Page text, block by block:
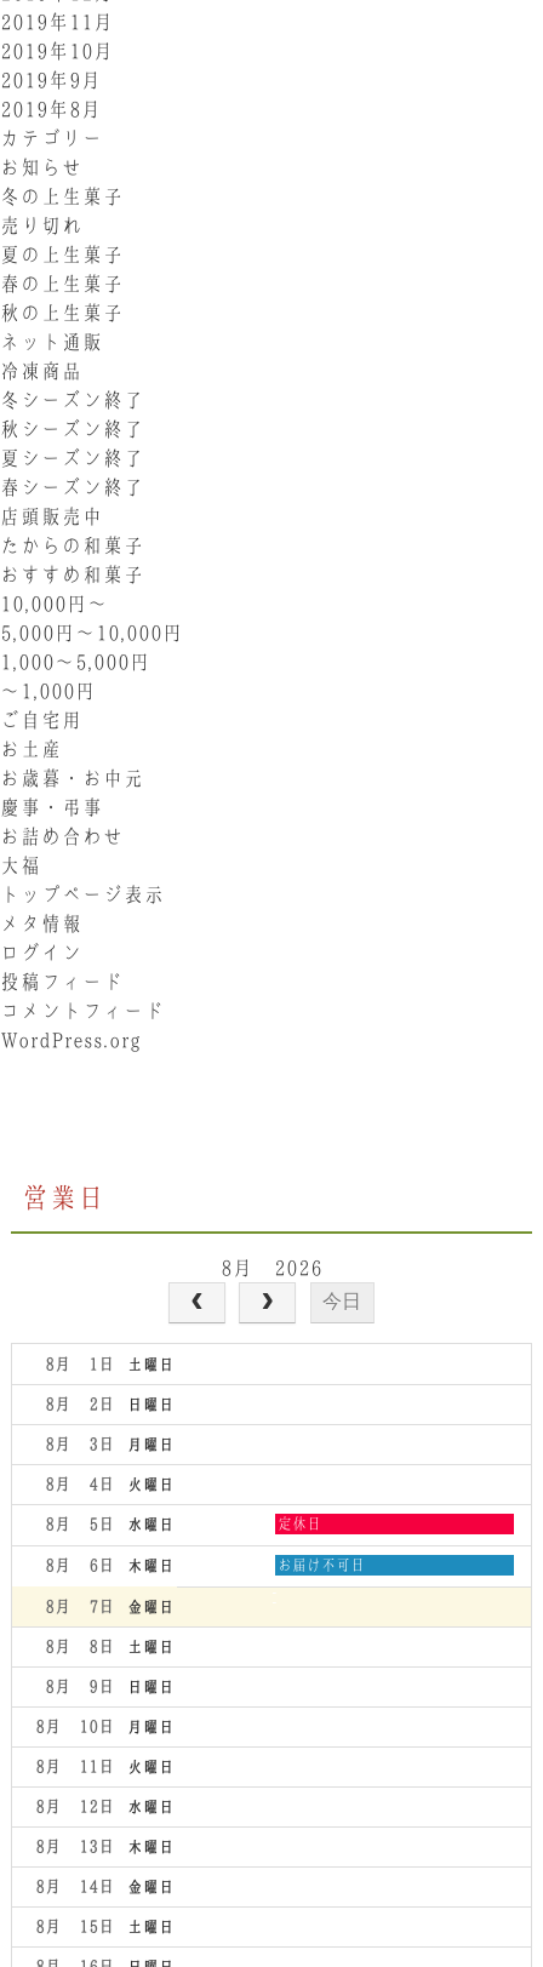
2019年11月
2019年10月
2019年9月
2019年8月
カテゴリー
お知らせ
冬の上生菓子
売り切れ
夏の上生菓子
春の上生菓子
秋の上生菓子
ネット通販
冷凍商品
冬シーズン終了
秋シーズン終了
夏シーズン終了
春シーズン終了
店頭販売中
たからの和菓子
おすすめ和菓子
10,000円〜
5,000円〜10,000円
1,000〜5,000円
〜1,000円
ご自宅用
お土産
お歳暮・お中元
慶事・弔事
お詰め合わせ
大福
トップページ表示
メタ情報
ログイン
投稿フィード
コメントフィード
WordPress.org
営業日
8月 2026
今日
土曜日
8月 1
日曜日
8月 2
月曜日
8月 3
火曜日
8月 4
水曜日
8月 5
水
日,
8
2026
定休日
木曜日
8月 6
木
2026
お届け不可日
金曜日
8月 7
土曜日
8月 8
日曜日
8月 9
月曜日
8月 10
火曜日
8月 11
水曜日
8月 12
木曜日
8月 13
金曜日
8月 14
土曜日
8月 15